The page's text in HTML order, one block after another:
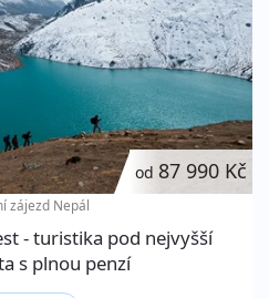
od 87 990 Kč
zájezd Nepál
- turistika pod nejvyšší
s plnou penzí